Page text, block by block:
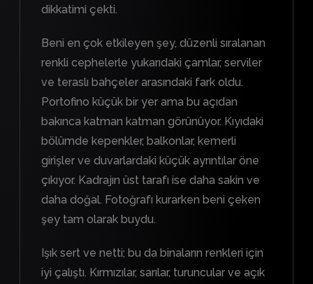
dikkatimi çekti.
Beni en çok etkileyen şey, düzenli sıralanan
renkli cephelerle yukarıdaki çamlar, serviler
ve teraslı bahçeler arasındaki fark oldu.
Portofino küçük bir yer ama bu açıdan
bakınca katman katman görünüyor. Kıyıdaki
bölümde kepenkler, balkonlar, kemerli
girişler ve duvarlardaki küçük ayrıntılar öne
çıkıyor. Kadrajın üst tarafı ise daha sakin ve
daha doğal. Fotoğrafı kurarken beni çeken
şey tam olarak buydu.
Işık sert ve netti; bu da binaların renkleri için
iyi çalıştı. Kırmızılar, sarılar, turuncular ve açık